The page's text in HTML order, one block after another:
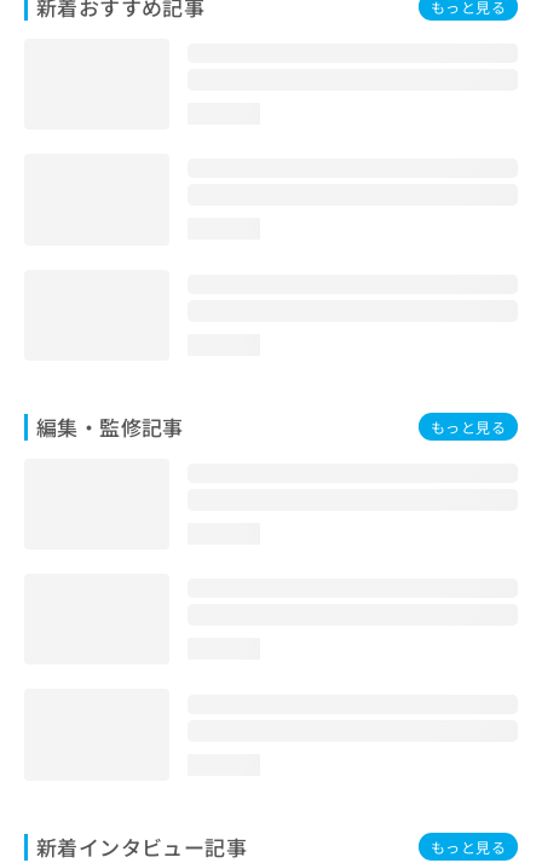
新着おすすめ記事 もっと見る
編集・監修記事 もっと見る
新着インタビュー記事 もっと見る
お